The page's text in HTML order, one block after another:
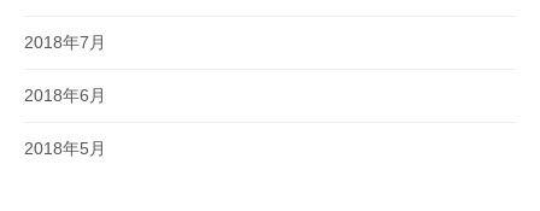
2018年7月
2018年6月
2018年5月